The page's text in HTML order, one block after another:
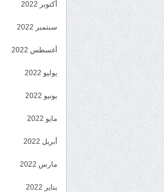
أكتوبر 2022
سبتمبر 2022
أغسطس 2022
يوليو 2022
يونيو 2022
مايو 2022
أبريل 2022
مارس 2022
يناير 2022